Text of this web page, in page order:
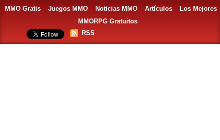
MMO Gratis Juegos MMO Noticias MMO Artículos
Los Mejores
MMORPG Gratuitos
RSS